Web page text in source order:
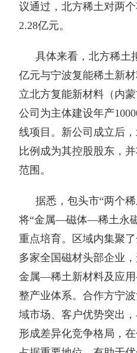
议通过，北方稀土对两
2.28亿元。
具体来看，北方稀土
亿元与宁波复能稀土新
立北方复能新材料（内
公司为主体建设年产
线项目。新公司成立后
比例成为其控股股东，
范围。
据悉，包头市“两个
将“金属—磁体—稀土永
重点培育。区域内集聚
多家全国磁材头部企业
金属—稀土新材料及应
整产业体系。合作方宁
域市场、客户优势突出
形成差异化竞争格局，